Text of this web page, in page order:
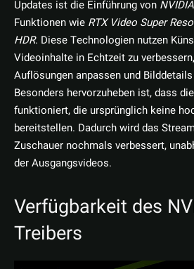
Updates ist die Einführung von
Funktionen wie RTX Video Super
HDR. Diese Technologien nutzen
Videoinhalte in Echtzeit zu
Auflösungen anpassen und
Besonders hervorzuheben ist, dass
funktioniert, die ursprünglich keine
bereitstellen. Dadurch wird das
Zuschauer nochmals verbessert,
der Ausgangsvideos.
Verfügbarkeit des
Treibers